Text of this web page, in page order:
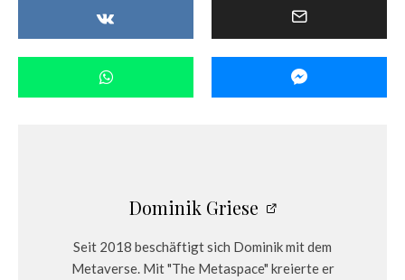
Dominik Griese
Seit 2018 beschäftigt sich Dominik mit dem
Metaverse. Mit "The Metaspace" kreierte er